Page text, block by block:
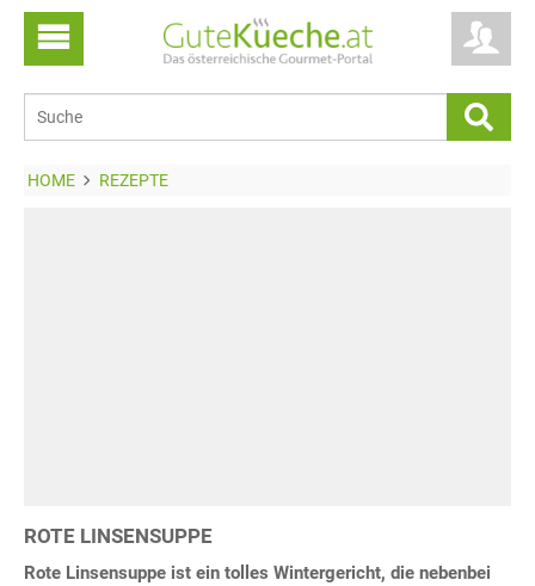
HOME REZEPTE
ROTE LINSENSUPPE
Rote Linsensuppe ist ein tolles Wintergericht, die nebenbei